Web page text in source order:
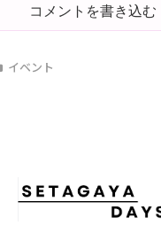
コメントを書き込む
イベント